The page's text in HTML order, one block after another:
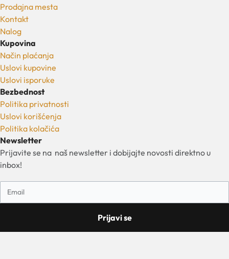
Prodajna mesta
Kontakt
Nalog
Kupovina
Način plaćanja
Uslovi kupovine
Uslovi isporuke
Bezbednost
Politika privatnosti
Uslovi korišćenja
Politika kolačića
Newsletter
Prijavite se na naš newsletter i dobijajte novosti direktno u
inbox!
Prijavi se